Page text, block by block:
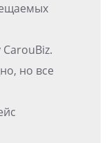
но все